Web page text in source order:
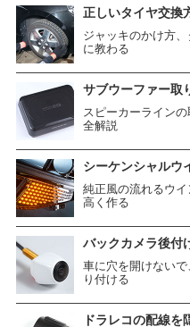
正しいタイヤ交換
ジャッキのかけ方
に教わる
サブウーファー取
スピーカーライン
全解説
シーケンシャルウ
純正風の流れるウ
高く作る
バックカメラ後付
車に穴を開けない
り付ける
ドラレコの配線を